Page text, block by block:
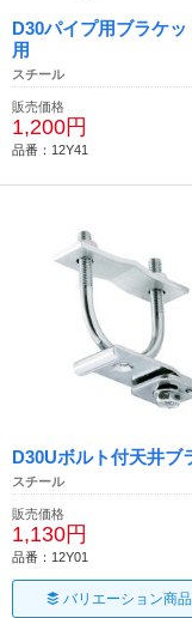
D30パイプ用ブラケ
用
スチール
販売価格
1,200円
品番：12Y41
D30Uボルト付天井ブ
スチール
販売価格
1,130円
品番：12Y01
バリエーション商品